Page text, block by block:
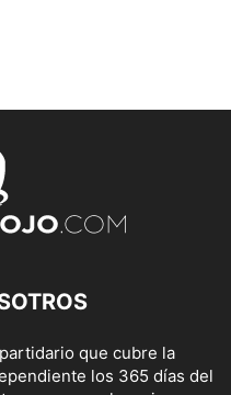
que cubre la
los 365 días del